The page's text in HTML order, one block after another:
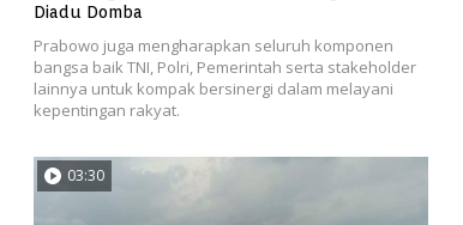
Diadu Domba
Prabowo juga mengharapkan seluruh komponen
bangsa baik TNI, Polri, Pemerintah serta stakeholder
lainnya untuk kompak bersinergi dalam melayani
kepentingan rakyat.
03:30